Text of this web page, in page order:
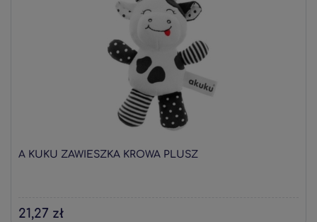
A KUKU ZAWIESZKA KROWA PLUSZ
21,27 zł